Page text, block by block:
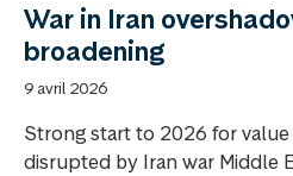
War in Iran
broadening
9 avril 2026
Strong start to 2026 for
disrupted by Iran war Middle